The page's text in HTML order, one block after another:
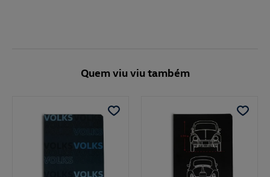
Quem viu viu também